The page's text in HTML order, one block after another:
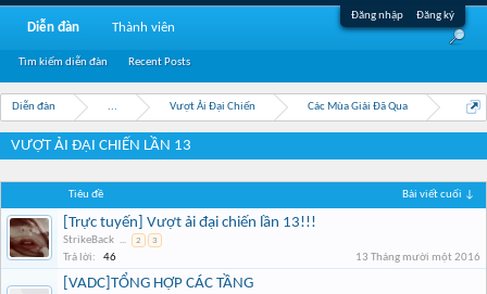
Đăng nhập Đăng ký
Diễn đàn ... Vượt Ải Đại Chiến Các Mùa Giải Đã Qua
VƯỢT ẢI ĐẠI CHIẾN LẦN 13
Tiêu đề Bài viết cuối ↓
[Trực tuyến] Vượt ải đại chiến lần 13!!!
StrikeBack ... 2 3
Trả lời: 46 13 Tháng mười một 2016
[VADC]TỔNG HỢP CÁC TẦNG
Diễn đàn
Tìm kiếm diễn đàn Recent Posts
Thành viên